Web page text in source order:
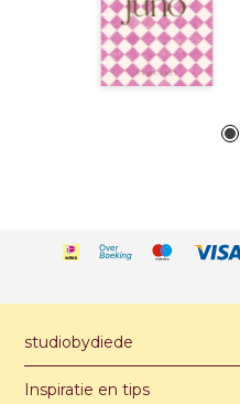
studiobydiede
Contact & afspraak maken
Inspiratie en tips